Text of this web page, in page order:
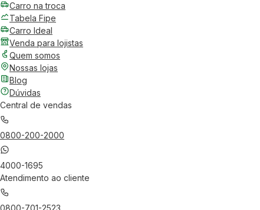
Carro na troca
Tabela Fipe
Carro Ideal
Venda para lojistas
Quem somos
Nossas lojas
Blog
Dúvidas
Central de vendas
0800-200-2000
4000-1695
Atendimento ao cliente
0800-701-2523